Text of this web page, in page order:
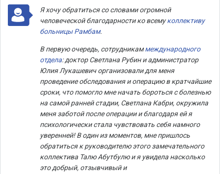
Я хочу обратиться со словами огромной
человеческой благодарности ко всемуколлективу
больницы Рамбам.
В первую очередь, сотрудникаммеждународного
отдела: доктор Светлана Рубин и администратор
Юлия Лукашевич организовали для меня
проведение обследования и операцию в кратчайшие
сроки, что помогло мне начать бороться с болезнью
на самой ранней стадии, Светлана Кабри, окружила
меня заботой после операции и благодаря ей я
психологически стала чувствовать себя намного
уверенней! В один из моментов, мне пришлось
обратиться к руководителю этого замечательного
коллектива Талю Абутбулю и я увидела насколько
это добрый, отзывчивый и